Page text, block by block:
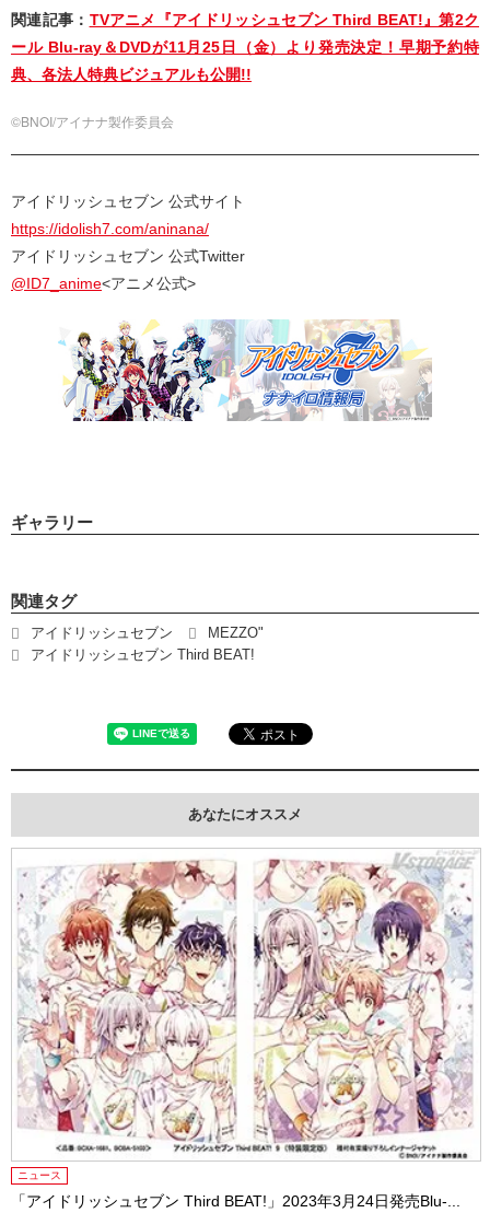
関連記事： TVアニメ『アイドリッシュセブン Third BEAT!』第2ク
ール Blu-ray＆DVDが11月25日（金）より発売決定！早期予約特
典、各法人特典ビジュアルも公開!!
©BNOI/アイナナ製作委員会
アイドリッシュセブン 公式サイト
https://idolish7.com/aninana/
アイドリッシュセブン 公式Twitter
@ID7_anime<アニメ公式>
ギャラリー
関連タグ
アイドリッシュセブン
MEZZO"
アイドリッシュセブン Third BEAT!
あなたにオススメ
ニュース
「アイドリッシュセブン Third BEAT!」2023年3月24日発売Blu-...